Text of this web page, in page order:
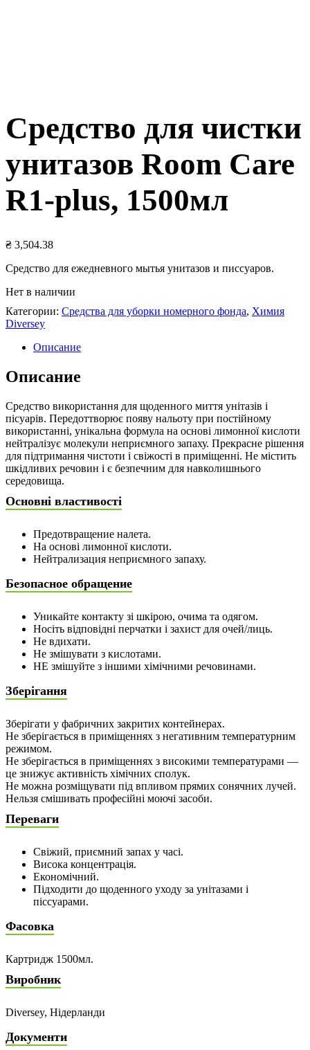
Средство для чистки
унитазов Room Care
R1-plus, 1500мл
₴ 3,504.38
Средство для ежедневного мытья унитазов и писсуаров.
Нет в наличии
Категории: Средства для уборки номерного фонда, Химия
Diversey
Описание
Описание
Средство використання для щоденного миття унітазів і
пісуарів. Передоттворює появу нальоту при постійному
використанні, унікальна формула на основі лимонної кислоти
нейтралізує молекули неприємного запаху. Прекрасне рішення
для підтримання чистоти і свіжості в приміщенні. Не містить
шкідливих речовин і є безпечним для навколишнього
середовища.
Основні властивості
Предотвращение налета.
На основі лимонної кислоти.
Нейтрализация неприємного запаху.
Безопасное обращение
Уникайте контакту зі шкірою, очима та одягом.
Носіть відповідні перчатки і захист для очей/лиць.
Не вдихати.
Не змішувати з кислотами.
НЕ змішуйте з іншими хімічними речовинами.
Зберігання
Зберігати у фабричних закритих контейнерах.
Не зберігається в приміщеннях з негативним температурним
режимом.
Не зберігається в приміщеннях з високими температурами —
це знижує активність хімічних сполук.
Не можна розміщувати під впливом прямих сонячних лучей.
Нельзя смішивать професійні моючі засоби.
Переваги
Свіжий, приємний запах у часі.
Висока концентрація.
Економічний.
Підходити до щоденного уходу за унітазами і
піссуарами.
Фасовка
Картридж 1500мл.
Виробник
Diversey, Нідерланди
Документи